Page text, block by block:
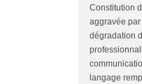
Constitution
aggravée
dégradation
langage